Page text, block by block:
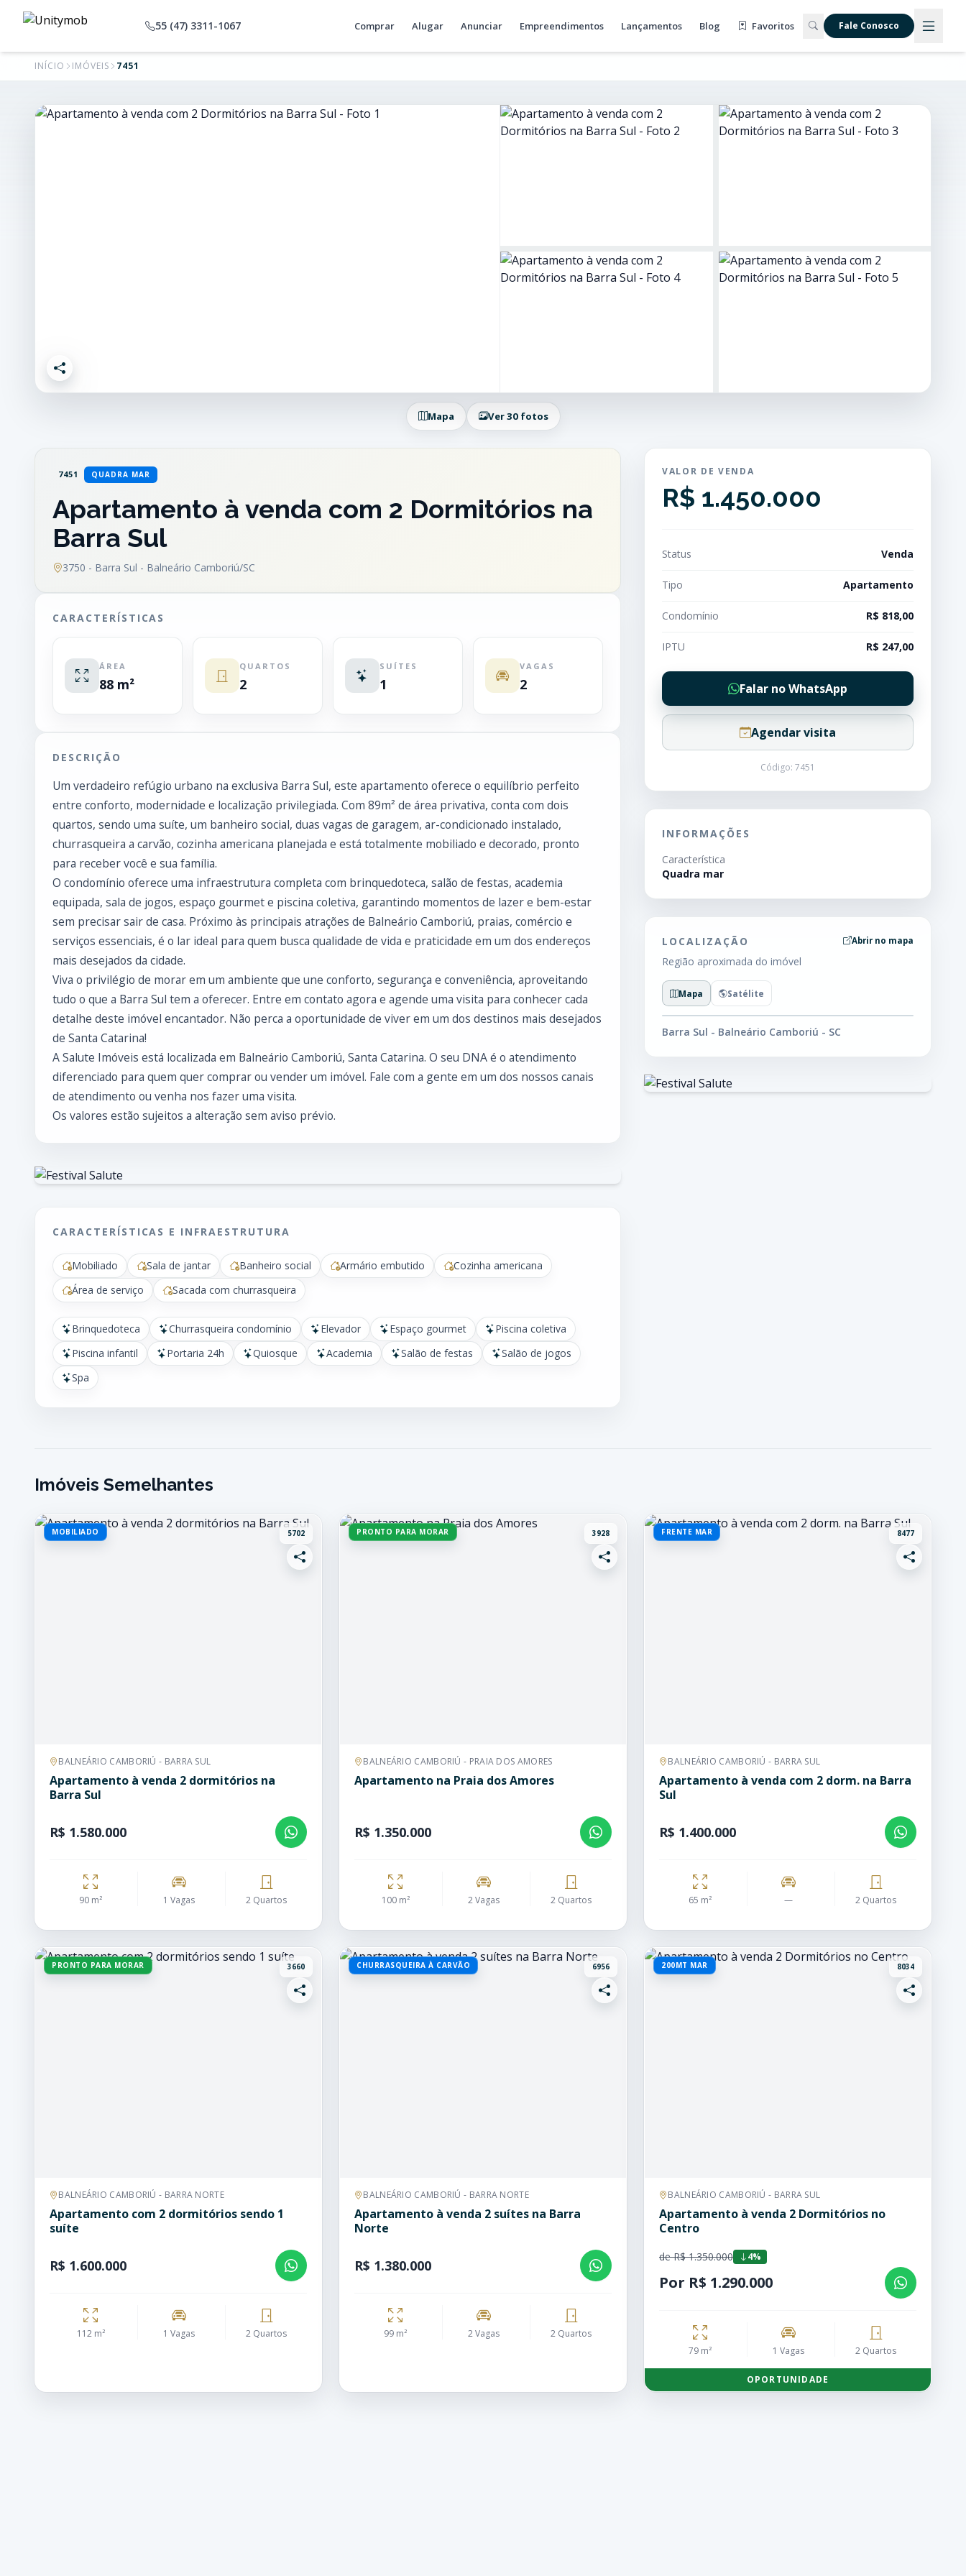
55 (47) 3311-1067 Comprar Alugar Anunciar Empreendimentos Lançamentos Blog Favoritos Fale Conosco
INÍCIO IMÓVEIS 7451
Mapa Ver 30 fotos
7451 QUADRA MAR
Apartamento à venda com 2 Dormitórios na
Barra Sul
3750 - Barra Sul - Balneário Camboriú/SC
CARACTERÍSTICAS
ÁREA
88 m²
QUARTOS
2
SUÍTES
1
VAGAS
2
DESCRIÇÃO
Um verdadeiro refúgio urbano na exclusiva Barra Sul, este apartamento oferece o equilíbrio perfeito
entre conforto, modernidade e localização privilegiada. Com 89m² de área privativa, conta com dois
quartos, sendo uma suíte, um banheiro social, duas vagas de garagem, ar-condicionado instalado,
churrasqueira a carvão, cozinha americana planejada e está totalmente mobiliado e decorado, pronto
para receber você e sua família.
O condomínio oferece uma infraestrutura completa com brinquedoteca, salão de festas, academia
equipada, sala de jogos, espaço gourmet e piscina coletiva, garantindo momentos de lazer e bem-estar
sem precisar sair de casa. Próximo às principais atrações de Balneário Camboriú, praias, comércio e
serviços essenciais, é o lar ideal para quem busca qualidade de vida e praticidade em um dos endereços
mais desejados da cidade.
Viva o privilégio de morar em um ambiente que une conforto, segurança e conveniência, aproveitando
tudo o que a Barra Sul tem a oferecer. Entre em contato agora e agende uma visita para conhecer cada
detalhe deste imóvel encantador. Não perca a oportunidade de viver em um dos destinos mais desejados
de Santa Catarina!
A Salute Imóveis está localizada em Balneário Camboriú, Santa Catarina. O seu DNA é o atendimento
diferenciado para quem quer comprar ou vender um imóvel. Fale com a gente em um dos nossos canais
de atendimento ou venha nos fazer uma visita.
Os valores estão sujeitos a alteração sem aviso prévio.
CARACTERÍSTICAS E INFRAESTRUTURA
Mobiliado Sala de jantar Banheiro social Armário embutido
Cozinha americana
Área de serviço
Sacada com churrasqueira
Brinquedoteca Churrasqueira condomínio Elevador Espaço gourmet
Piscina coletiva
Piscina infantil
Portaria 24h Quiosque Academia Salão de festas
Salão de jogos
Spa
VALOR DE VENDA
R$ 1.450.000
Status Venda
Tipo Apartamento
Condomínio R$ 818,00
IPTU R$ 247,00
Falar no WhatsApp
Agendar visita
Código: 7451
INFORMAÇÕES
Característica
Quadra mar
LOCALIZAÇÃO
Região aproximada do imóvel
Abrir no mapa
Mapa Satélite
Barra Sul - Balneário Camboriú - SC
Imóveis Semelhantes
MOBILIADO 5702
BALNEÁRIO CAMBORIÚ - BARRA SUL
Apartamento à venda 2 dormitórios na
Barra Sul
R$ 1.580.000
90 m² 1 Vagas 2 Quartos
PRONTO PARA MORAR 3928
BALNEÁRIO CAMBORIÚ - PRAIA DOS AMORES
Apartamento na Praia dos Amores
R$ 1.350.000
100 m² 2 Vagas 2 Quartos
FRENTE MAR 8477
BALNEÁRIO CAMBORIÚ - BARRA SUL
Apartamento à venda com 2 dorm. na Barra
Sul
R$ 1.400.000
65 m² — 2 Quartos
PRONTO PARA MORAR 3660
BALNEÁRIO CAMBORIÚ - BARRA NORTE
Apartamento com 2 dormitórios sendo 1
suíte
R$ 1.600.000
112 m² 1 Vagas 2 Quartos
CHURRASQUEIRA À CARVÃO 6956
BALNEÁRIO CAMBORIÚ - BARRA NORTE
Apartamento à venda 2 suítes na Barra
Norte
R$ 1.380.000
99 m² 2 Vagas 2 Quartos
200MT MAR 8034
BALNEÁRIO CAMBORIÚ - BARRA SUL
Apartamento à venda 2 Dormitórios no
Centro
de R$ 1.350.000 4%
Por R$ 1.290.000
79 m² 1 Vagas 2 Quartos
OPORTUNIDADE